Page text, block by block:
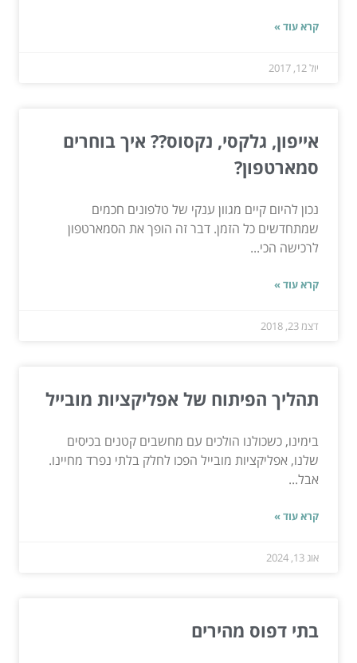
קרא עוד »
יול 12, 2017
אייפון, גלקסי, נקסוס?? איך בוחרים
סמארטפון?
נכון להיום קיים מגוון ענקי של טלפונים חכמים
שמתחדשים כל הזמן. דבר זה הופך את הסמארטפון
לרכישה הכי...
קרא עוד »
דצמ 23, 2018
תהליך הפיתוח של אפליקציות מובייל
בימינו, כשכולנו הולכים עם מחשבים קטנים בכיסים
שלנו, אפליקציות מובייל הפכו לחלק בלתי נפרד מחיינו.
אבל...
קרא עוד »
אוג 13, 2024
בתי דפוס מהירים